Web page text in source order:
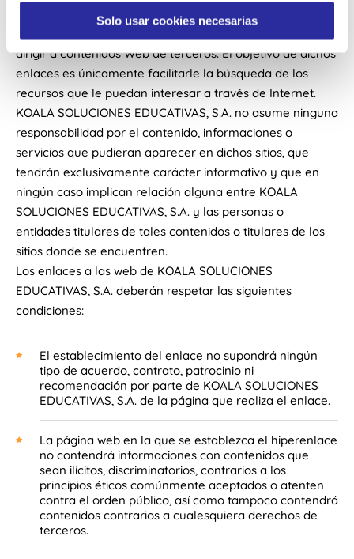
e
Solo usar cookies necesarias
dirigir a contenidos Web de terceros. El objetivo de dichos
enlaces es únicamente facilitarle la búsqueda de los
recursos que le puedan interesar a través de Internet.
KOALA SOLUCIONES EDUCATIVAS, S.A. no asume ninguna
responsabilidad por el contenido, informaciones o
servicios que pudieran aparecer en dichos sitios, que
tendrán exclusivamente carácter informativo y que en
ningún caso implican relación alguna entre KOALA
SOLUCIONES EDUCATIVAS, S.A. y las personas o
entidades titulares de tales contenidos o titulares de los
sitios donde se encuentren.
Los enlaces a las web de KOALA SOLUCIONES
EDUCATIVAS, S.A. deberán respetar las siguientes
condiciones:
El establecimiento del enlace no supondrá ningún
tipo de acuerdo, contrato, patrocinio ni
recomendación por parte de KOALA SOLUCIONES
EDUCATIVAS, S.A. de la página que realiza el enlace.
La página web en la que se establezca el hiperenlace
no contendrá informaciones con contenidos que
sean ilícitos, discriminatorios, contrarios a los
principios éticos comúnmente aceptados o atenten
contra el orden público, así como tampoco contendrá
contenidos contrarios a cualesquiera derechos de
terceros.